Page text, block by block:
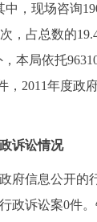
中，现场咨询
，占总数的
本局依托
，2011年度政
诉讼情况
信息公开的
政诉讼案0件